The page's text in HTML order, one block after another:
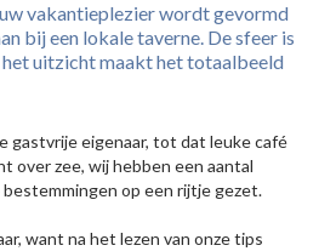
vakantieplezier wordt gevormd
bij een lokale taverne. De sfeer is
het uitzicht maakt het totaalbeeld
gastvrije eigenaar, tot dat leuke café
over zee, wij hebben een aantal
op een rijtje gezet.
want na het lezen van onze tips